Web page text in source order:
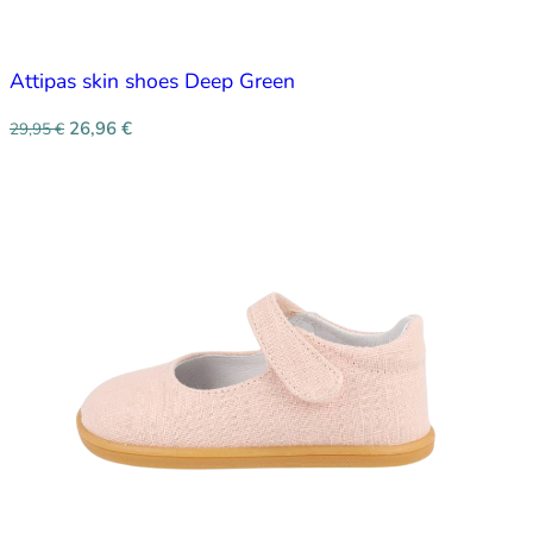
Attipas skin shoes Deep Green
29,95€ 26,96 €